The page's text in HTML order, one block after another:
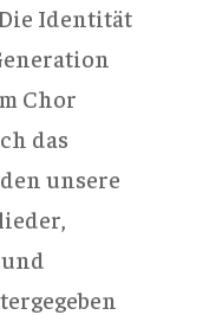
Identität
Chor
das
unsere